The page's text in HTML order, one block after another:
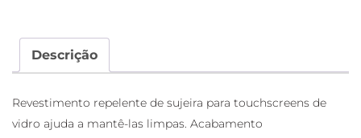
Descrição
Revestimento repelente de sujeira para touchscreens de
vidro ajuda a mantê-las limpas. Acabamento